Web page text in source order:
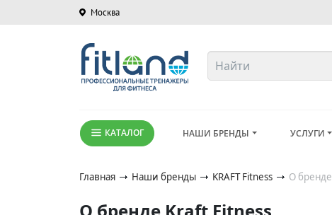
Москва
КАТАЛОГ НАШИ БРЕНДЫ УСЛУГИ
Главная Наши бренды KRAFT Fitness О бренде